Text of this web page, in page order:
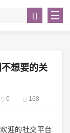
想要的关
0 168
迎的社交平台